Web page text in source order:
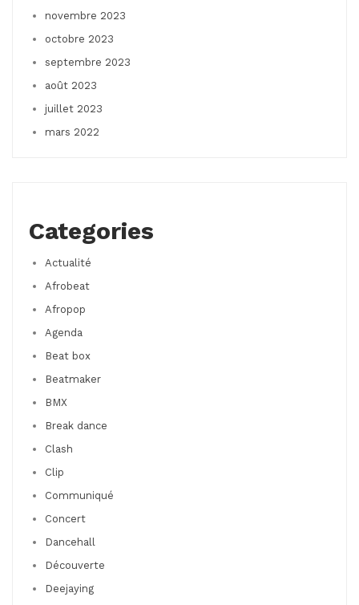
novembre 2023
octobre 2023
septembre 2023
août 2023
juillet 2023
mars 2022
Categories
Actualité
Afrobeat
Afropop
Agenda
Beat box
Beatmaker
BMX
Break dance
Clash
Clip
Communiqué
Concert
Dancehall
Découverte
Deejaying